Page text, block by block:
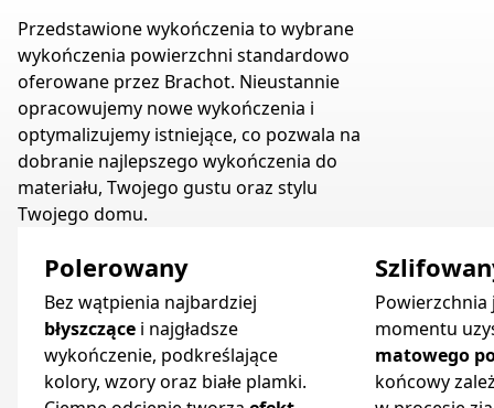
Przedstawione wykończenia to wybrane
wykończenia powierzchni standardowo
oferowane przez Brachot. Nieustannie
opracowujemy nowe wykończenia i
optymalizujemy istniejące, co pozwala na
dobranie najlepszego wykończenia do
materiału, Twojego gustu oraz stylu
Twojego domu.
Polerowany
Bez wątpienia najbardziej
błyszczące i najgładsze
wykończenie, podkreślające
kolory, wzory oraz białe plamki.
momentu
matowego
końcowy